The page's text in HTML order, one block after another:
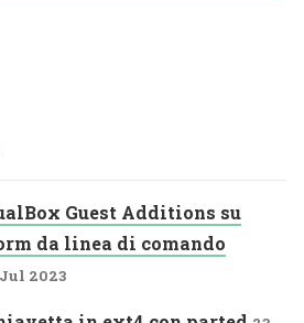
Guest Additions su
da linea di comando
2023